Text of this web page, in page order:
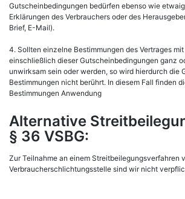
Gutscheinbedingungen bedürfen ebenso wie
Erklärungen des Verbrauchers oder des
Brief, E-Mail).
4. Sollten einzelne Bestimmungen des Vertrages
einschließlich dieser Gutscheinbedingungen ganz
unwirksam sein oder werden, so wird hierdurch die
Bestimmungen nicht berührt. In diesem Fall finden
Bestimmungen Anwendung
Alternative
§ 36 VSBG:
Zur Teilnahme an einem Streitbeilegungsverfahren
Verbraucherschlichtungsstelle sind wir nicht